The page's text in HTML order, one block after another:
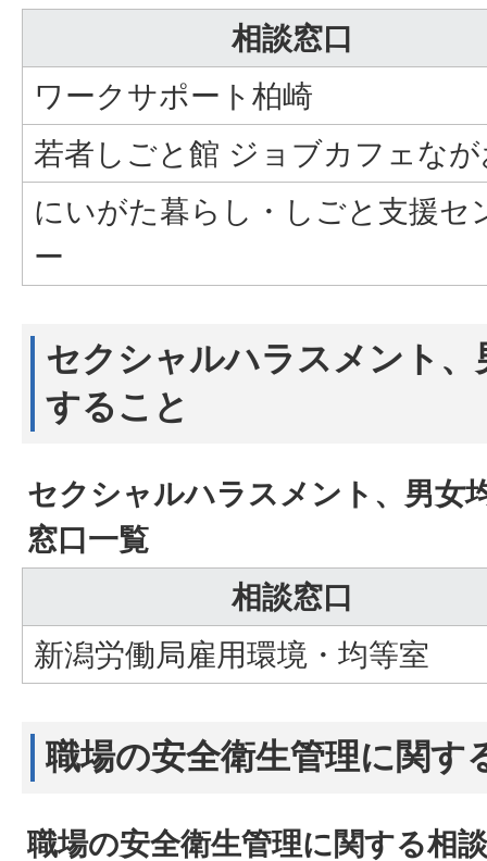
相談窓口
ワークサポート柏崎
若者しごと館 ジョブカフェな
にいがた暮らし・しごと支援セ
ー
セクシャルハラスメント、
すること
セクシャルハラスメント、男女
窓口一覧
相談窓口
新潟労働局雇用環境・均等室
職場の安全衛生管理に関す
職場の安全衛生管理に関する相